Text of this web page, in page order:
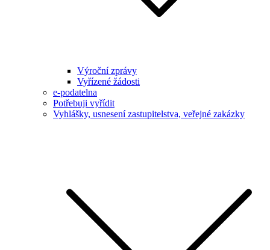
Výroční zprávy
Vyřízené žádosti
e-podatelna
Potřebuji vyřídit
Vyhlášky, usnesení zastupitelstva, veřejné zakázky